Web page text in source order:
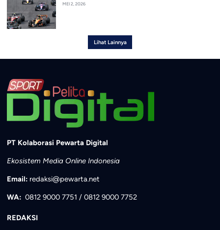
MEI 2, 2026
Lihat Lainnya
PT Kolaborasi Pewarta Digital
Ekosistem Media Online Indonesia
Email: redaksi@pewarta.net
WA: 0812 9000 7751 / 0812 9000 7752
REDAKSI